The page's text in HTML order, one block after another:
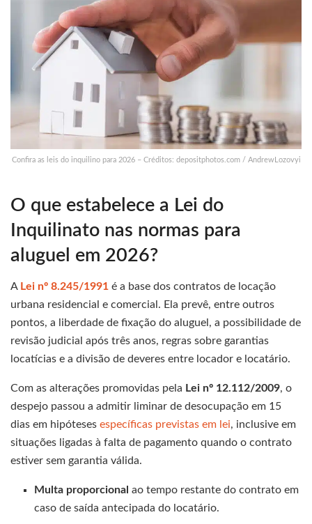
Confira as leis do inquilino para 2026 – Créditos: depositphotos.com / AndrewLozovyi
O que estabelece a Lei do
Inquilinato nas normas para
aluguel em 2026?
A Lei nº 8.245/1991 é a base dos contratos de locação
urbana residencial e comercial. Ela prevê, entre outros
pontos, a liberdade de fixação do aluguel, a possibilidade de
revisão judicial após três anos, regras sobre garantias
locatícias e a divisão de deveres entre locador e locatário.
Com as alterações promovidas pela Lei nº 12.112/2009, o
despejo passou a admitir liminar de desocupação em 15
dias em hipóteses específicas previstas em lei, inclusive em
situações ligadas à falta de pagamento quando o contrato
estiver sem garantia válida.
Multa proporcional ao tempo restante do contrato em
caso de saída antecipada do locatário.